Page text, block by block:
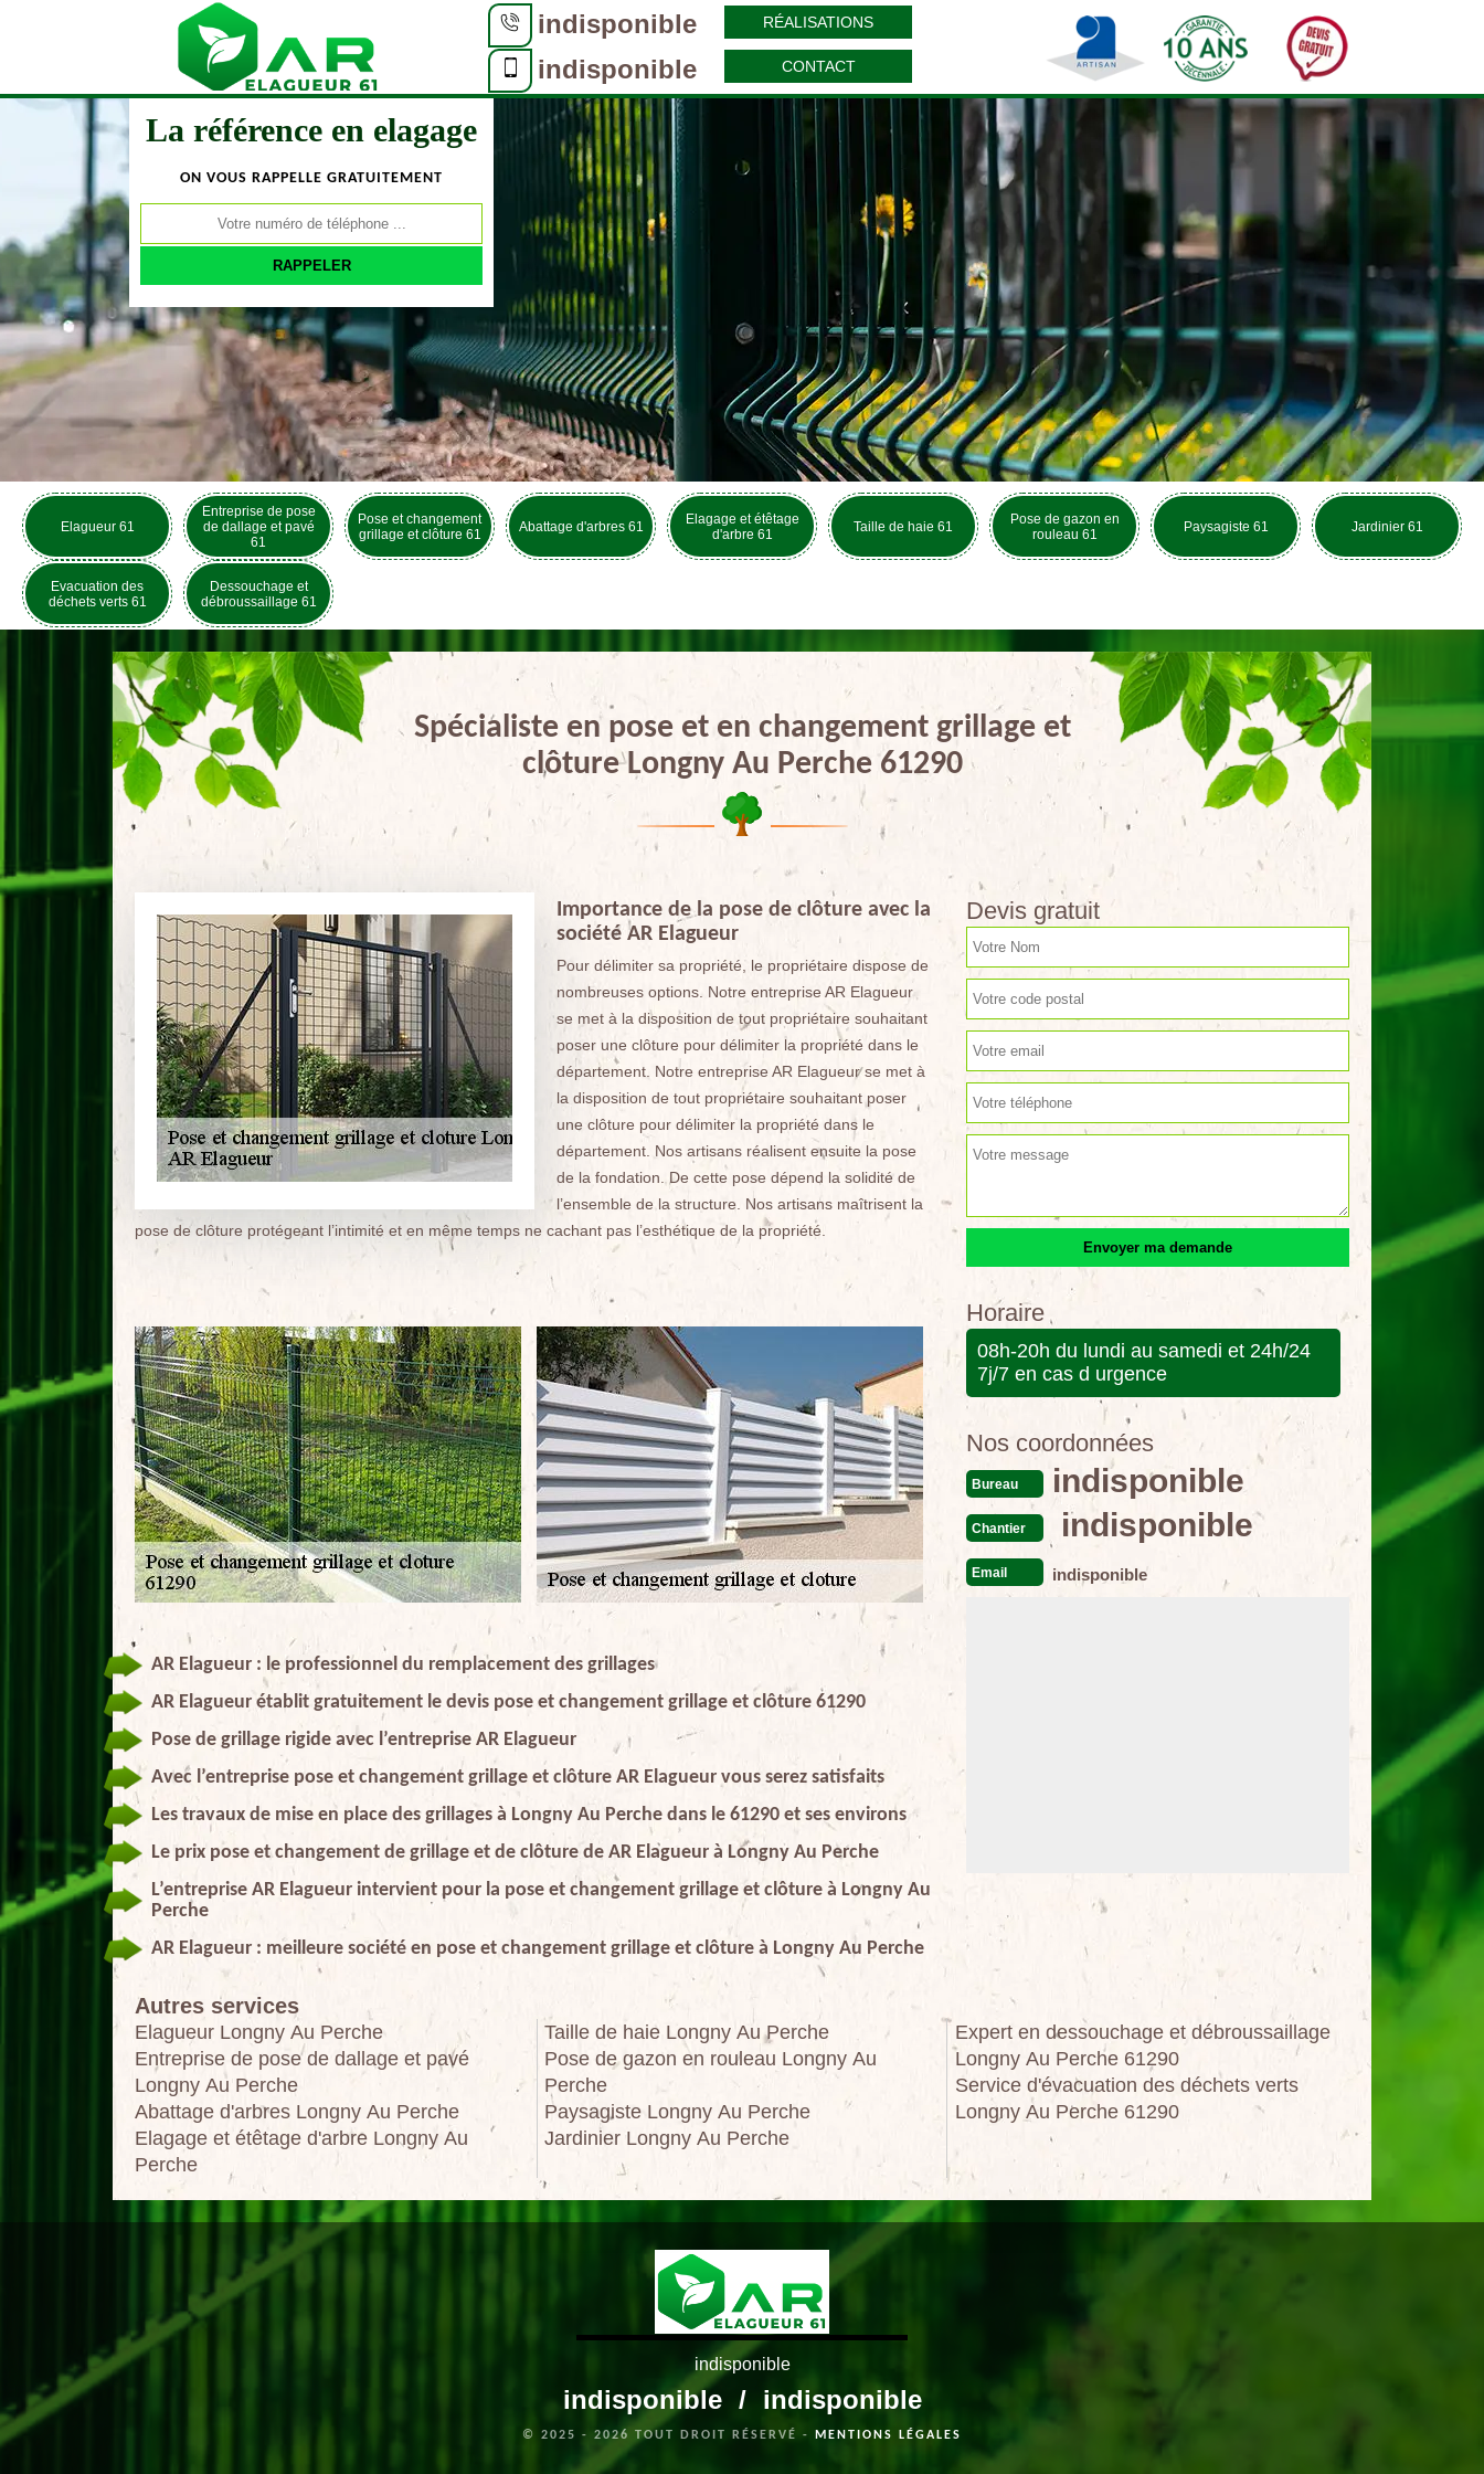
indisponible
indisponible
RÉALISATIONS
CONTACT
La référence en elagage
ON VOUS RAPPELLE GRATUITEMENT
Elagueur 61
Entreprise de pose
de dallage et pavé
61
Pose et changement
grillage et clôture 61
Abattage d'arbres 61
Elagage et étêtage
d'arbre 61
Taille de haie 61
Pose de gazon en
rouleau 61
Paysagiste 61 Jardinier 61
Evacuation des
déchets verts 61
Dessouchage et
débroussaillage 61
Spécialiste en pose et en changement grillage et
clôture Longny Au Perche 61290
Importance de la pose de clôture avec la
société AR Elagueur
Pour délimiter sa propriété, le propriétaire dispose de
nombreuses options. Notre entreprise AR Elagueur
se met à la disposition de tout propriétaire souhaitant
poser une clôture pour délimiter la propriété dans le
département. Notre entreprise AR Elagueur se met à
la disposition de tout propriétaire souhaitant poser
une clôture pour délimiter la propriété dans le
département. Nos artisans réalisent ensuite la pose
de la fondation. De cette pose dépend la solidité de
l’ensemble de la structure. Nos artisans maîtrisent la
pose de clôture protégeant l’intimité et en même temps ne cachant pas l’esthétique de la propriété.
AR Elagueur : le professionnel du remplacement des grillages
AR Elagueur établit gratuitement le devis pose et changement grillage et clôture 61290
Pose de grillage rigide avec l’entreprise AR Elagueur
Avec l’entreprise pose et changement grillage et clôture AR Elagueur vous serez satisfaits
Les travaux de mise en place des grillages à Longny Au Perche dans le 61290 et ses environs
Le prix pose et changement de grillage et de clôture de AR Elagueur à Longny Au Perche
L’entreprise AR Elagueur intervient pour la pose et changement grillage et clôture à Longny Au
Perche
AR Elagueur : meilleure société en pose et changement grillage et clôture à Longny Au Perche
Devis gratuit
Horaire
08h-20h du lundi au samedi et 24h/24
7j/7 en cas d urgence
Nos coordonnées
Bureau indisponible
Chantier indisponible
Email indisponible
Autres services
Elagueur Longny Au Perche
Entreprise de pose de dallage et pavé
Longny Au Perche
Abattage d'arbres Longny Au Perche
Elagage et étêtage d'arbre Longny Au
Perche
Taille de haie Longny Au Perche
Pose de gazon en rouleau Longny Au
Perche
Paysagiste Longny Au Perche
Jardinier Longny Au Perche
Expert en dessouchage et débroussaillage
Longny Au Perche 61290
Service d'évacuation des déchets verts
Longny Au Perche 61290
indisponible
indisponible / indisponible
© 2025 - 2026 TOUT DROIT RÉSERVÉ - MENTIONS LÉGALES